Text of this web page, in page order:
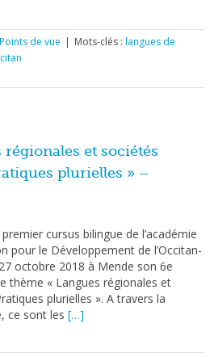
Points de vue | Mots-clés : langues de
et sociétés
plurielles » –
cursus bilingue de l’académie
pour le Développement de l’Occitan-
octobre 2018 à Mende son 6e
thème « Langues régionales et
plurielles ». A travers la
ce sont les […]